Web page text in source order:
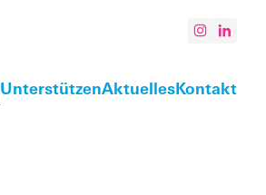
UnterstützenAktuellesKontakt